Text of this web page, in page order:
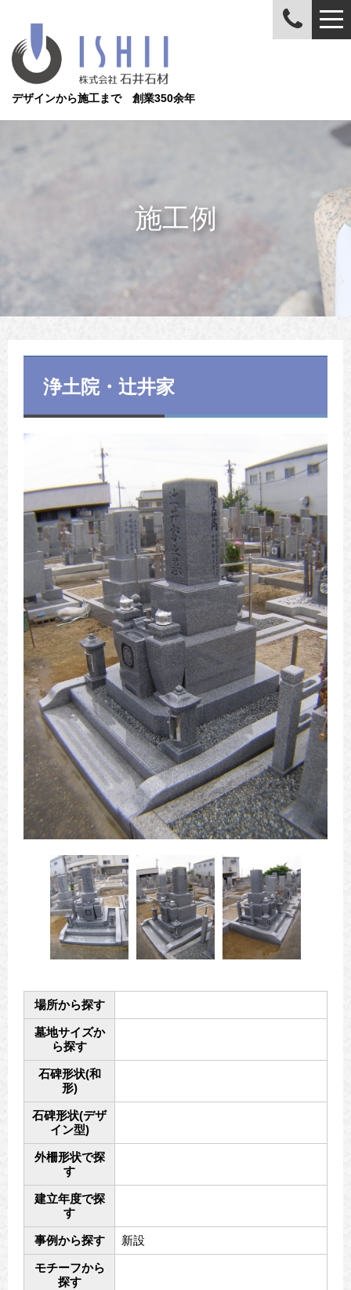
デザインから施工まで 創業350余年
施工例
浄土院・辻井家
場所から探す
墓地サイズか
ら探す
石碑形状(和
形)
石碑形状(デザ
イン型)
外柵形状で探
す
建立年度で探
す
事例から探す 新設
モチーフから
探す